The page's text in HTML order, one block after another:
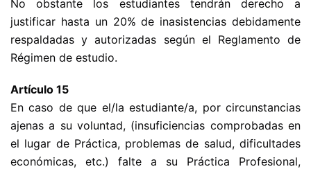
No obstante los estudiantes tendrán derecho a
justificar hasta un 20% de inasistencias debidamente
respaldadas y autorizadas según el Reglamento de
Régimen de estudio.
Artículo 15
En caso de que el/la estudiante/a, por circunstancias
ajenas a su voluntad, (insuficiencias comprobadas en
el lugar de Práctica, problemas de salud, dificultades
económicas, etc.) falte a su Práctica Profesional,